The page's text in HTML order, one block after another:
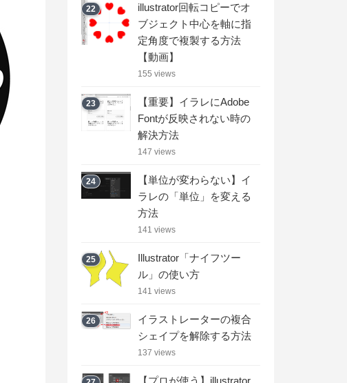
22
illustrator回転コピーでオ
ブジェクト中心を軸に指
定角度で複製する方法
【動画】
155 views
23
【重要】イラレにAdobe
Fontが反映されない時の
解決方法
147 views
24
【単位が変わらない】イ
ラレの「単位」を変える
方法
141 views
25
Illustrator「ナイフツー
ル」の使い方
141 views
26
イラストレーターの複合
シェイプを解除する方法
137 views
【プロが使う】illustrator